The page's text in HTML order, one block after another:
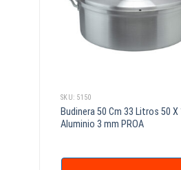
SKU: 5150
Budinera 50 Cm 33 Litros 50 X
Aluminio 3 mm PROA